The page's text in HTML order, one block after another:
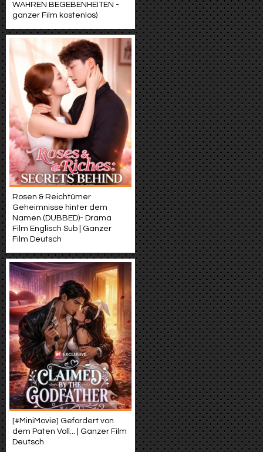
WAHREN BEGEBENHEITEN -
ganzer Film kostenlos)
Rosen & Reichtümer
Geheimnisse hinter dem
Namen (DUBBED)- Drama
Film Englisch Sub | Ganzer
Film Deutsch
[#MiniMovie] Gefordert von
dem Paten Voll... | Ganzer Film
Deutsch